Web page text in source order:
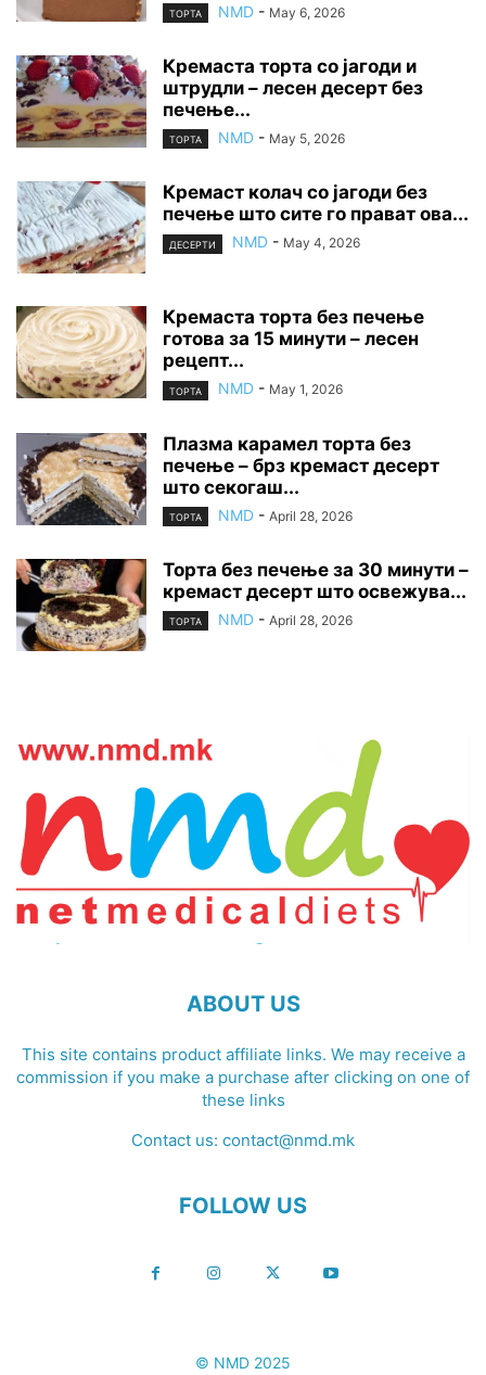
ТОРТА NMD - May 6, 2026
Кремаста торта со јагоди и
штрудли – лесен десерт без
печење...
ТОРТА NMD - May 5, 2026
Кремаст колач со јагоди без
печење што сите го прават ова...
ДЕСЕРТИ NMD - May 4, 2026
Кремаста торта без печење
готова за 15 минути – лесен
рецепт...
ТОРТА NMD - May 1, 2026
Плазма карамел торта без
печење – брз кремаст десерт
што секогаш...
ТОРТА NMD - April 28, 2026
Торта без печење за 30 минути –
кремаст десерт што освежува...
ТОРТА NMD - April 28, 2026
ABOUT US
This site contains product affiliate links. We may receive a
commission if you make a purchase after clicking on one of
these links
Contact us: contact@nmd.mk
FOLLOW US
© NMD 2025